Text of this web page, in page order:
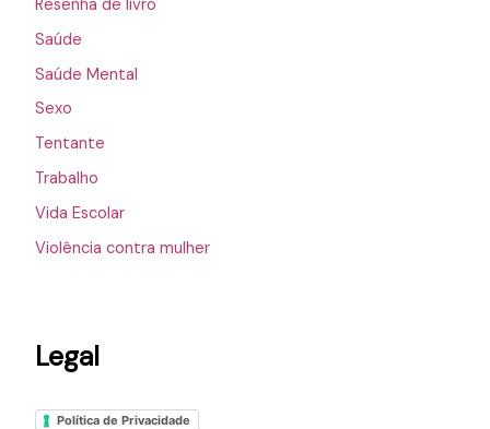
Resenha de livro
Saúde
Saúde Mental
Sexo
Tentante
Trabalho
Vida Escolar
Violência contra mulher
Legal
Política de Privacidade